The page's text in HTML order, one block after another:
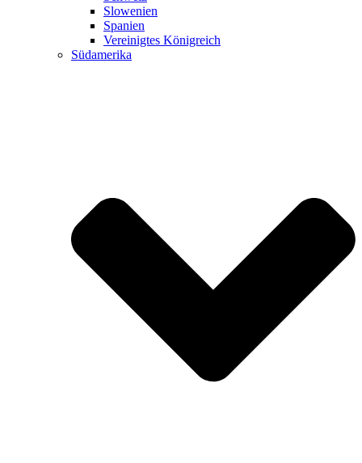
Slowenien
Spanien
Vereinigtes Königreich
Südamerika